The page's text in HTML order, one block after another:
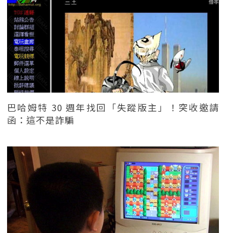
巴哈姆特 30 週年找回「失蹤版主」！突收邀請
函：這不是詐騙